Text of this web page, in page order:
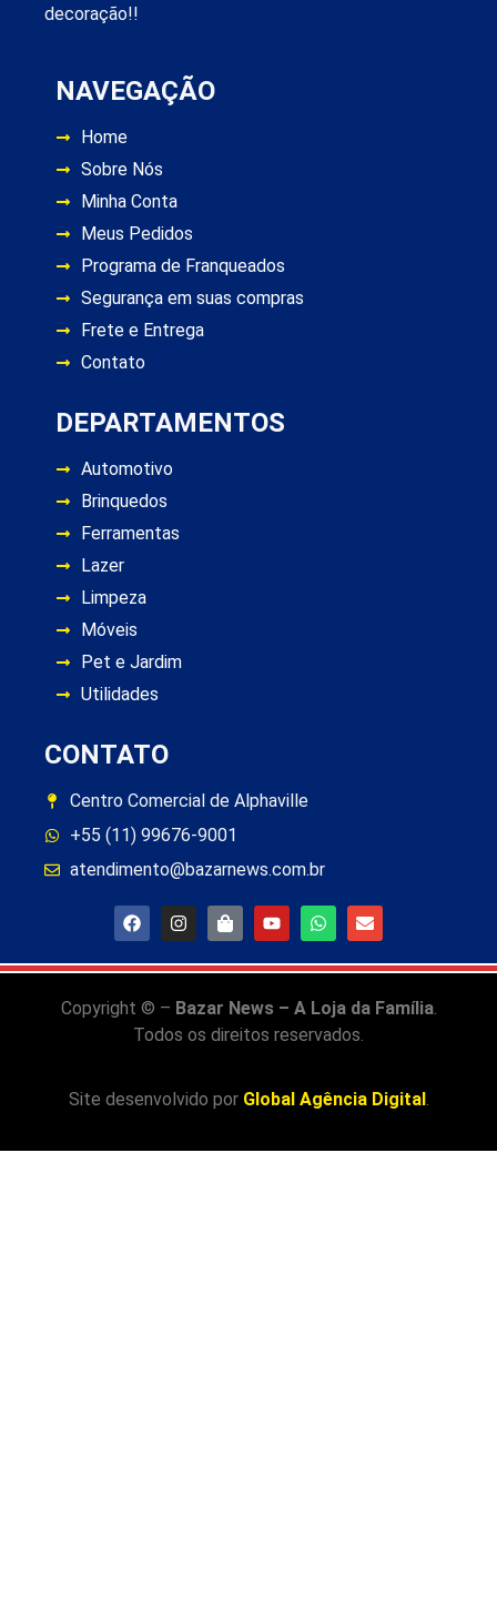
decoração!!
NAVEGAÇÃO
Home
Sobre Nós
Minha Conta
Meus Pedidos
Programa de Franqueados
Segurança em suas compras
Frete e Entrega
Contato
DEPARTAMENTOS
Automotivo
Brinquedos
Ferramentas
Lazer
Limpeza
Móveis
Pet e Jardim
Utilidades
CONTATO
Centro Comercial de Alphaville
+55 (11) 99676-9001
atendimento@bazarnews.com.br
Copyright © – Bazar News – A Loja da Família.
Todos os direitos reservados.
Site desenvolvido por Global Agência Digital.